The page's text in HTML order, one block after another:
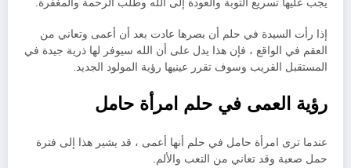
إذا رأت السيدة في حلم أن بصرها عادت بعد أن أعمى وتعاني من
العقم في الواقع ، فإن هذا يدل على أن الله سيوفر لها ذرية جيدة في
المستقبل القريب وسوف تقرر عينيها رؤية المولود الجديد.
رؤية العمى في حلم امرأة حامل
عندما ترى امرأة حامل في حلم أنها أعمى ، قد يشير هذا إلى فترة
حمل صعبة وقد تعاني من التعب والألم.